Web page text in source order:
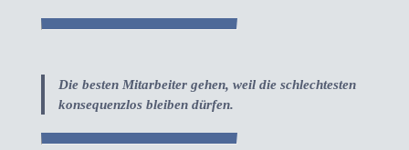
Die besten Mitarbeiter gehen, weil die schlechtesten
konsequenzlos bleiben dürfen.